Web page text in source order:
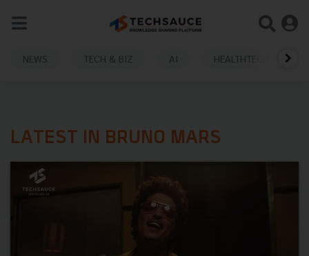
NEWS TECH & BIZ AI HEALTHTECH
LATEST IN BRUNO MARS